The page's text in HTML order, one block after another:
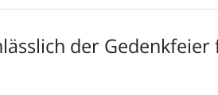
der